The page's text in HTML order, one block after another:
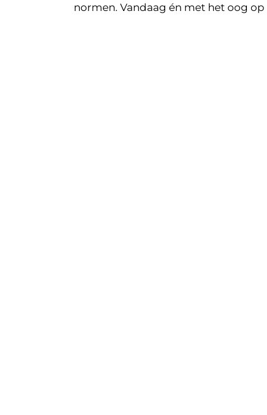
normen. Vandaag én met het oog